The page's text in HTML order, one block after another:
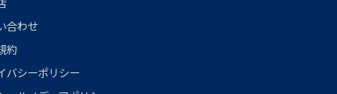
合わせ
約
バシーポリシー